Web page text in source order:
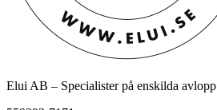
Elui AB – Specialister på enskilda avlopp